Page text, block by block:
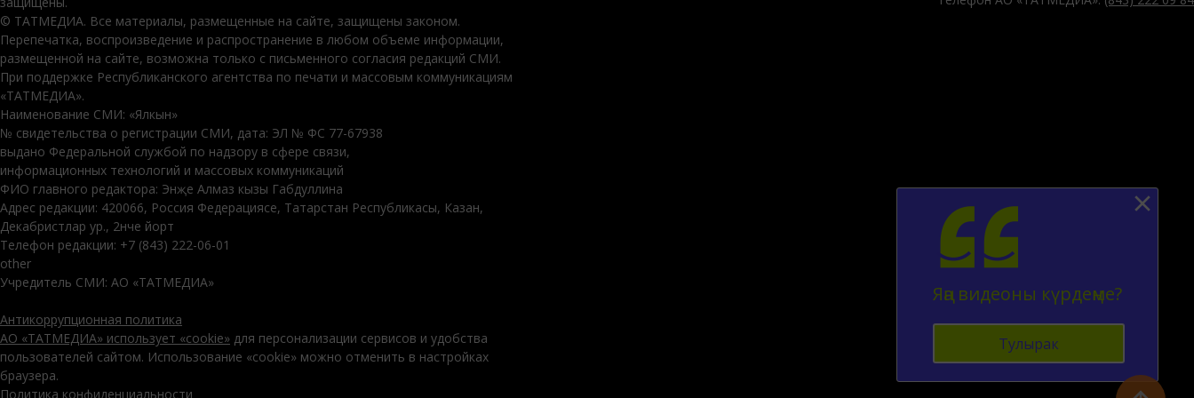
© ТАТМЕДИА. Все материалы, размещенные на сайте, защищены законом.
Перепечатка, воспроизведение и распространение в любом объеме информации,
размещенной на сайте, возможна только с письменного согласия редакций СМИ.
При поддержке Республиканского агентства по печати и массовым коммуникациям
«ТАТМЕДИА».
Наименование СМИ: «Ялкын»
№ свидетельства о регистрации СМИ, дата: ЭЛ № ФС 77-67938
выдано Федеральной службой по надзору в сфере связи,
информационных технологий и массовых коммуникаций
ФИО главного редактора: Энҗе Алмаз кызы Габдуллина
Адрес редакции: 420066, Россия Федерациясе, Татарстан Республикасы, Казан,
Декабристлар ур., 2нче йорт
Телефон редакции: +7 (843) 222-06-01
other
Учредитель СМИ: АО «ТАТМЕДИА»
Антикоррупционная политика
АО «ТАТМЕДИА» использует «cookie» для персонализации сервисов и удобства
пользователей сайтом. Использование «cookie» можно отменить в настройках
браузера.
Политика конфиденциальности
Яңа видеоны күрдеңме?
Тулырак